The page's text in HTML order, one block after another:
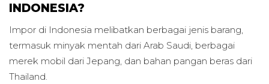
INDONESIA?
Impor di Indonesia melibatkan berbagai jenis barang,
termasuk minyak mentah dari Arab Saudi, berbagai
merek mobil dari Jepang, dan bahan pangan beras dari
Thailand.